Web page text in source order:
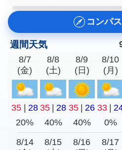
コンパ
週間天気
8/7
(金)
8/8
(土)
8/9
(日)
8/10
(月)
35 28 35 28 35 26 33
20%
40% 40% 0%
8/14
8/15
8/16
8/17